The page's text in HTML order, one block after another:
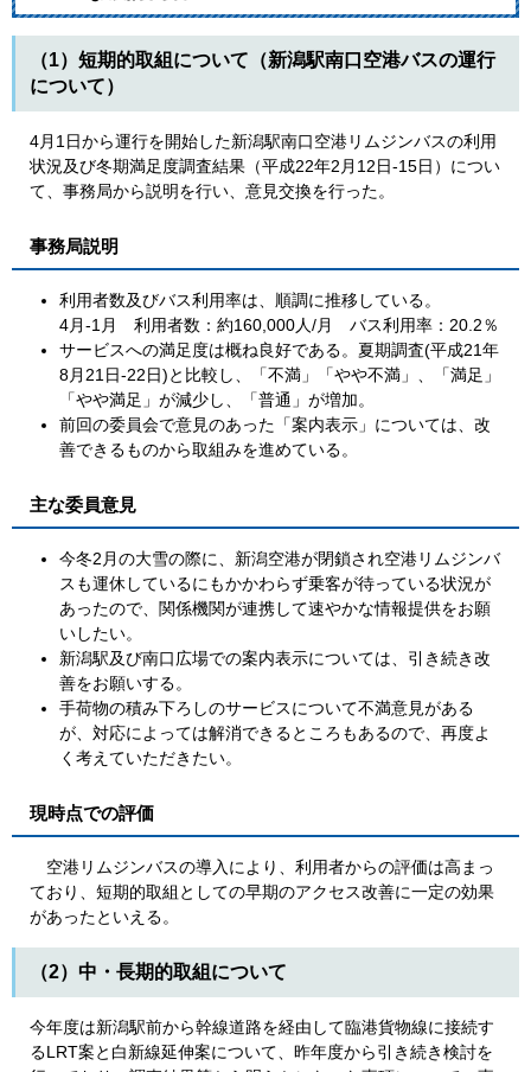
（1）短期的取組について（新潟駅南口空港バスの運行
について）
4月1日から運行を開始した新潟駅南口空港リムジンバスの利用
状況及び冬期満足度調査結果（平成22年2月12日-15日）につい
て、事務局から説明を行い、意見交換を行った。
事務局説明
利用者数及びバス利用率は、順調に推移している。
4月-1月 利用者数：約160,000人/月 バス利用率：20.2％
サービスへの満足度は概ね良好である。夏期調査(平成21年
8月21日-22日)と比較し、「不満」「やや不満」、「満足」
「やや満足」が減少し、「普通」が増加。
前回の委員会で意見のあった「案内表示」については、改
善できるものから取組みを進めている。
主な委員意見
今冬2月の大雪の際に、新潟空港が閉鎖され空港リムジンバ
スも運休しているにもかかわらず乗客が待っている状況が
あったので、関係機関が連携して速やかな情報提供をお願
いしたい。
新潟駅及び南口広場での案内表示については、引き続き改
善をお願いする。
手荷物の積み下ろしのサービスについて不満意見がある
が、対応によっては解消できるところもあるので、再度よ
く考えていただきたい。
現時点での評価
空港リムジンバスの導入により、利用者からの評価は高まっ
ており、短期的取組としての早期のアクセス改善に一定の効果
があったといえる。
（2）中・長期的取組について
今年度は新潟駅前から幹線道路を経由して臨港貨物線に接続す
るLRT案と白新線延伸案について、昨年度から引き続き検討を